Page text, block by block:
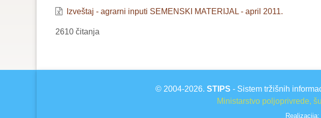
Izveštaj - agrarni inputi SEMENSKI MATERIJAL - april 2011.
2610 čitanja
© 2004-2026. STIPS - Sistem tržišnih
Ministarstvo poljoprivrede,
Realizacija: